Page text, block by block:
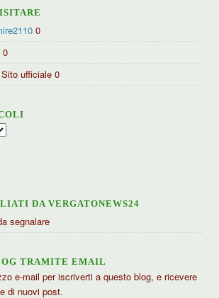
0
0
Sito ufficiale 0
DA VERGATONEWS24
segnalare
TRAMITE EMAIL
e-mail per iscriverti a questo blog, e ricevere
di nuovi post.